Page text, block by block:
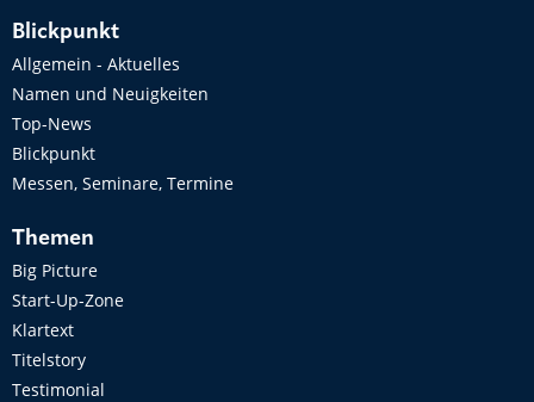
Blickpunkt
Allgemein - Aktuelles
Namen und Neuigkeiten
Top-News
Blickpunkt
Messen, Seminare, Termine
Themen
Big Picture
Start-Up-Zone
Klartext
Titelstory
Testimonial